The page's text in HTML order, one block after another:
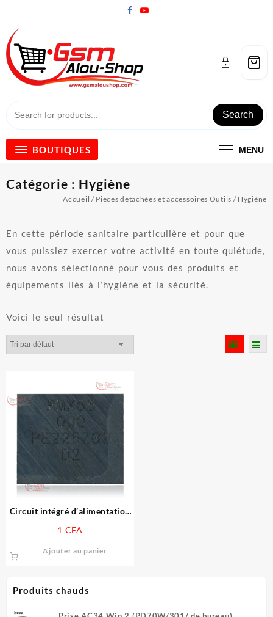
content
Search
BOUTIQUES MENU
Produits chauds
Catégorie : Hygiène
Accueil / Pièces détachées et accessoires Outils / Hygiène
En cette période sanitaire particulière et pour que
vous puissiez exercer votre activité en toute quiétude,
nous avons sélectionné pour vous des produits et
équipements liés à l’hygiène et la sécurité.
Voici le seul résultat
Circuit intégré d’alimentation
remplacement, Compatible
avec iPhone 14/14 Plus/14
1 CFA
Ajouter au panier